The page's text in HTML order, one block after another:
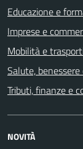
Educazione e
Imprese e
Mobilità e
Salute,
Tributi, finanze e
NOVITÀ